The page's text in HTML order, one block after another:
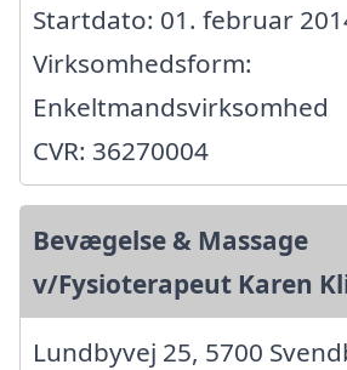
Startdato: 01. februar
Virksomhedsform:
Enkeltmandsvirksomhed
CVR: 36270004
Bevægelse & Massage
v/Fysioterapeut Karen
Lundbyvej 25, 5700